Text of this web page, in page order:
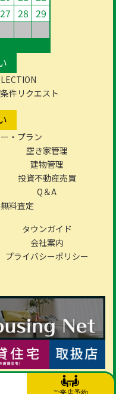
件リクエスト
・プラン
空き家管理
建物管理
投資不動産売買
Q＆A
料査定
タウンガイド
会社案内
プライバシーポリシー
27 28 29
SHOJI co.,Ltd